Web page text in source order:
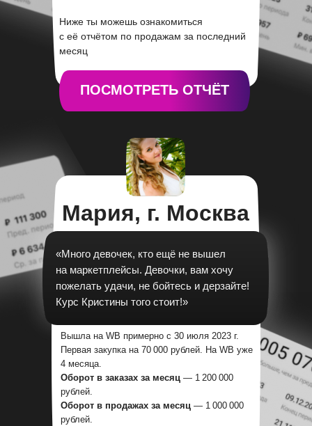
Ниже ты можешь ознакомиться
с её отчётом по продажам за последний
месяц
ПОСМОТРЕТЬ ОТЧЁТ
Мария, г. Москва
«Много девочек, кто ещё не вышел
на маркетплейсы. Девочки, вам хочу
пожелать удачи, не бойтесь и дерзайте!
Курс Кристины того стоит!»
Вышла на WB примерно с 30 июля 2023 г.
Первая закупка на 70 000 рублей. На WB уже
4 месяца.
Оборот в заказах за месяц — 1 200 000
рублей.
Оборот в продажах за месяц — 1 000 000
рублей.